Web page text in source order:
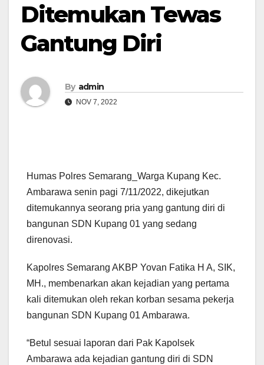
Ditemukan Tewas
Gantung Diri
By admin
NOV 7, 2022
Humas Polres Semarang_Warga Kupang Kec.
Ambarawa senin pagi 7/11/2022, dikejutkan
ditemukannya seorang pria yang gantung diri di
bangunan SDN Kupang 01 yang sedang
direnovasi.
Kapolres Semarang AKBP Yovan Fatika H A, SIK,
MH., membenarkan akan kejadian yang pertama
kali ditemukan oleh rekan korban sesama pekerja
bangunan SDN Kupang 01 Ambarawa.
“Betul sesuai laporan dari Pak Kapolsek
Ambarawa ada kejadian gantung diri di SDN